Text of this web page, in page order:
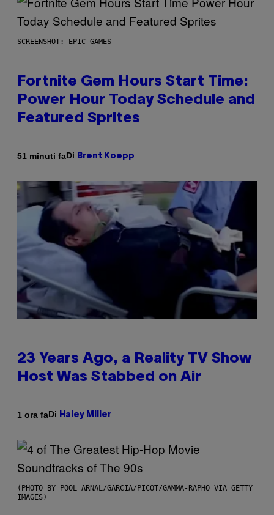
SCREENSHOT: EPIC GAMES
Fortnite Gem Hours Start Time:
Power Hour Today Schedule and
Featured Sprites
51 minuti faDi Brent Koepp
23 Years Ago, a Reality TV Show
Host Was Stabbed on Air
1 ora faDi Haley Miller
(PHOTO BY POOL ARNAL/GARCIA/PICOT/GAMMA-RAPHO VIA GETTY
IMAGES)